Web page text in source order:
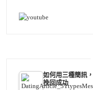
如何用三種簡訊
挽回成功